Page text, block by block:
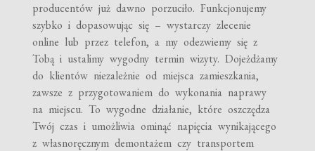
producentów już dawno porzuciło. Funkcjonujemy
szybko i dopasowując się – wystarczy zlecenie
online lub przez telefon, a my odezwiemy się z
Tobą i ustalimy wygodny termin wizyty. Dojeżdżamy
do klientów niezależnie od miejsca zamieszkania,
zawsze z przygotowaniem do wykonania naprawy
na miejscu. To wygodne działanie, które oszczędza
Twój czas i umożliwia ominąć napięcia wynikającego
z własnoręcznym demontażem czy transportem